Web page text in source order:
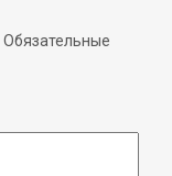
Обязательные